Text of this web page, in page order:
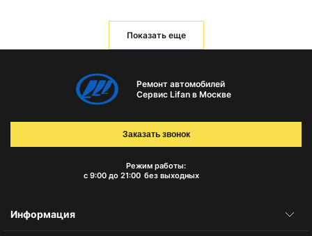
Показать еще
Ремонт автомобилей
Сервис Lifan в Москве
Режим работы:
с 9:00 до 21:00 без выходных
Заказать звонок
Информация